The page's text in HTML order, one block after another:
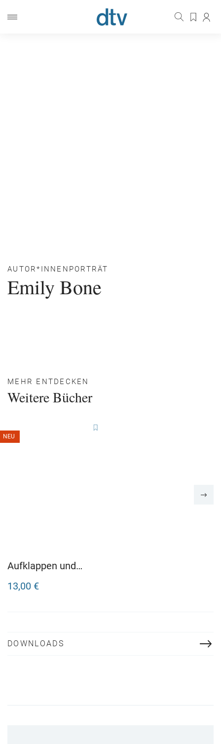
AUTOR*INNENPORTRÄT
Emily Bone
MEHR ENTDECKEN
Weitere Bücher
NEU
Aufklappen und
13,00 €
DOWNLOADS